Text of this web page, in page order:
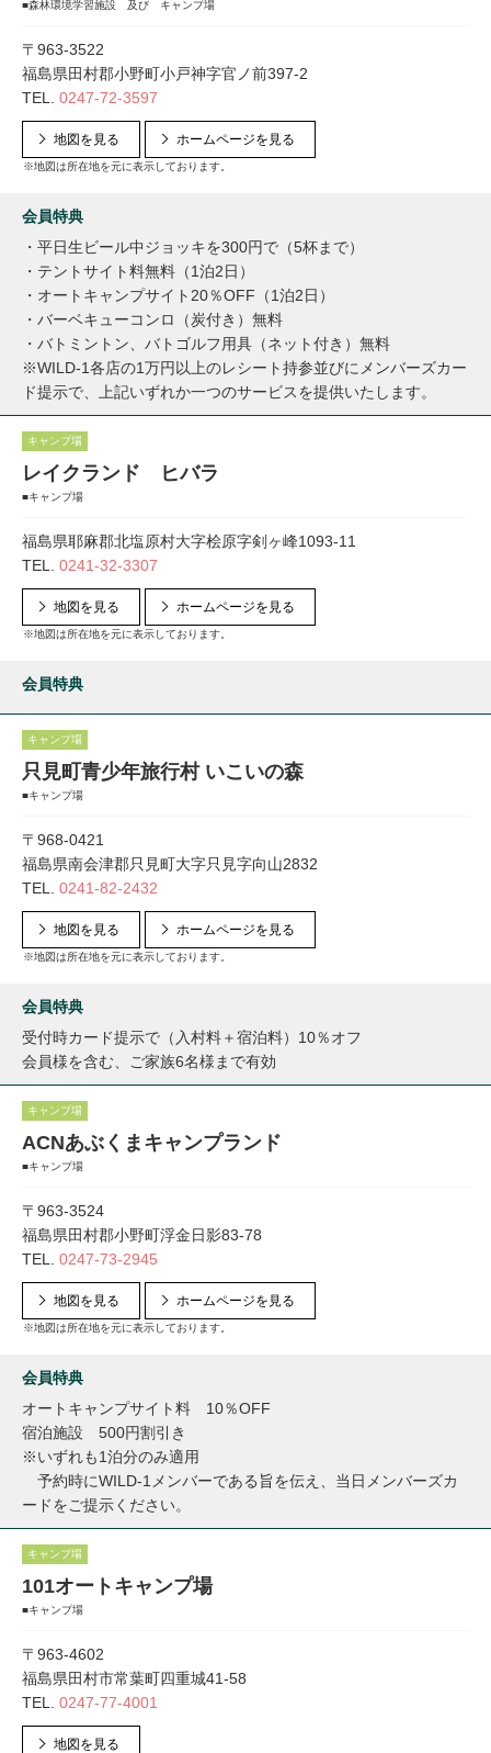
■森林環境学習施設 及び キャンプ場
〒963-3522
福島県田村郡小野町小戸神字官ノ前397-2
TEL. 0247-72-3597
地図を見る
※地図は所在地を元に表示しております。
ホームページを見る
会員特典
・平日生ビール中ジョッキを300円で（5杯まで）
・テントサイト料無料（1泊2日）
・オートキャンプサイト20％OFF（1泊2日）
・バーベキューコンロ（炭付き）無料
・バトミントン、バトゴルフ用具（ネット付き）無料
※WILD-1各店の1万円以上のレシート持参並びにメンバーズカー
ド提示で、上記いずれか一つのサービスを提供いたします。
キャンプ場
レイクランド ヒバラ
■キャンプ場
福島県耶麻郡北塩原村大字桧原字剣ヶ峰1093-11
TEL. 0241-32-3307
地図を見る
※地図は所在地を元に表示しております。
ホームページを見る
会員特典
キャンプ場
只見町青少年旅行村 いこいの森
■キャンプ場
〒968-0421
福島県南会津郡只見町大字只見字向山2832
TEL. 0241-82-2432
地図を見る
※地図は所在地を元に表示しております。
ホームページを見る
会員特典
受付時カード提示で（入村料＋宿泊料）10％オフ
会員様を含む、ご家族6名様まで有効
キャンプ場
ACNあぶくまキャンプランド
■キャンプ場
〒963-3524
福島県田村郡小野町浮金日影83-78
TEL. 0247-73-2945
地図を見る
※地図は所在地を元に表示しております。
ホームページを見る
会員特典
オートキャンプサイト料 10％OFF
宿泊施設 500円割引き
※いずれも1泊分のみ適用
予約時にWILD-1メンバーである旨を伝え、当日メンバーズカ
ードをご提示ください。
キャンプ場
101オートキャンプ場
■キャンプ場
〒963-4602
福島県田村市常葉町四重城41-58
TEL. 0247-77-4001
地図を見る